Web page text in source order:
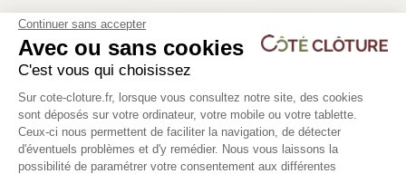
Les produits compatibles
19 déclinaisons
Kit d'occultation lattes PVC M50
Continuer sans accepter
Avec ou sans cookies
C'est vous qui choisissez
Plateforme de Gestion du
Sur cote-cloture.fr, lorsque vous consultez notre site, des cookies
sont déposés sur votre ordinateur, votre mobile ou votre tablette.
Ceux-ci nous permettent de faciliter la navigation, de détecter
d'éventuels problèmes et d'y remédier. Nous vous laissons la
possibilité de paramétrer votre consentement aux différentes
Axeptio consent